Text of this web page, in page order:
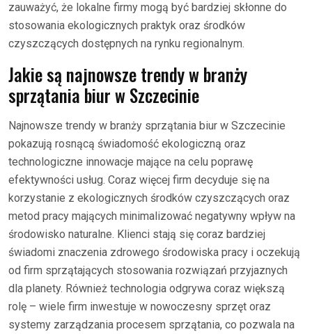
zauważyć, że lokalne firmy mogą być bardziej skłonne do
stosowania ekologicznych praktyk oraz środków
czyszczących dostępnych na rynku regionalnym.
Jakie są najnowsze trendy w branży
sprzątania biur w Szczecinie
Najnowsze trendy w branży sprzątania biur w Szczecinie
pokazują rosnącą świadomość ekologiczną oraz
technologiczne innowacje mające na celu poprawę
efektywności usług. Coraz więcej firm decyduje się na
korzystanie z ekologicznych środków czyszczących oraz
metod pracy mających minimalizować negatywny wpływ na
środowisko naturalne. Klienci stają się coraz bardziej
świadomi znaczenia zdrowego środowiska pracy i oczekują
od firm sprzątających stosowania rozwiązań przyjaznych
dla planety. Również technologia odgrywa coraz większą
rolę – wiele firm inwestuje w nowoczesny sprzęt oraz
systemy zarządzania procesem sprzątania, co pozwala na